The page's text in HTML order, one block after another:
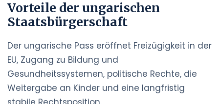
Vorteile der ungarischen
Staatsbürgerschaft
Der ungarische Pass eröffnet Freizügigkeit in der
EU, Zugang zu Bildung und
Gesundheitssystemen, politische Rechte, die
Weitergabe an Kinder und eine langfristig